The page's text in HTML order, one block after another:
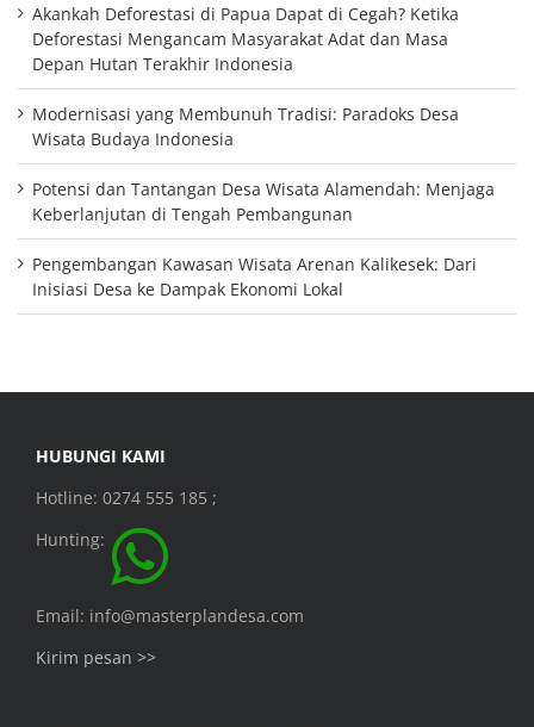
Akankah Deforestasi di Papua Dapat di Cegah? Ketika
Deforestasi Mengancam Masyarakat Adat dan Masa
Depan Hutan Terakhir Indonesia
Modernisasi yang Membunuh Tradisi: Paradoks Desa
Wisata Budaya Indonesia
Potensi dan Tantangan Desa Wisata Alamendah: Menjaga
Keberlanjutan di Tengah Pembangunan
Pengembangan Kawasan Wisata Arenan Kalikesek: Dari
Inisiasi Desa ke Dampak Ekonomi Lokal
HUBUNGI KAMI
Hotline: 0274 555 185 ;
Hunting:
Email: info@masterplandesa.com
Kirim pesan >>